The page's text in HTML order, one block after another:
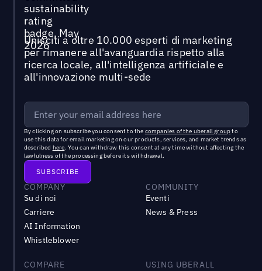
Unisciti a oltre 10.000 esperti di marketing
per rimanere all'avanguardia rispetto alla
ricerca locale, all'intelligenza artificiale e
all'innovazione multi-sede
By clicking on subscribe you consent to the companies of the uberall groupto
use this data for email marketing on our products, services, and market trends as
described here. You can withdraw this consent at any time without affecting the
lawfulness of the processing before its withdrawal.
COMPANY
Su di noi
Carriere
AI Information
Whistleblower
COMMUNITY
Eventi
News & Press
COMPARE
USING UBERALL